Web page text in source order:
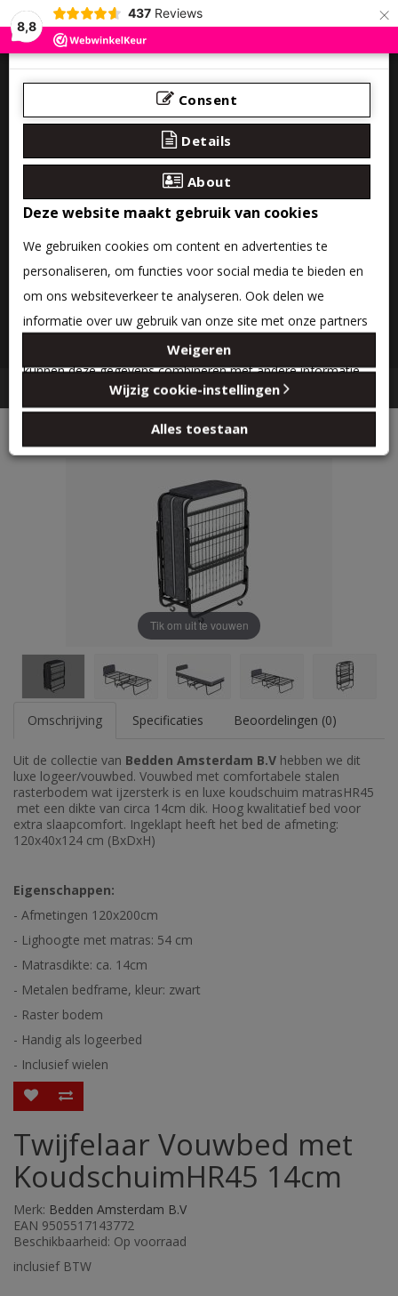
8,8
437 Reviews ×
0 product(en) - €0,00
Twijfelaar Vouwbed met KoudschuimHR45 14cm
Tik om uit te vouwen
Omschrijving Specificaties Beoordelingen (0)
Uit de collectie van Bedden Amsterdam B.V hebben we dit
luxe logeer/vouwbed. Vouwbed met comfortabele stalen
rasterbodem wat ijzersterk is en luxe koudschuim matrasHR45
met een dikte van circa 14cm dik. Hoog kwalitatief bed voor
extra slaapcomfort. Ingeklapt heeft het bed de afmeting:
120x40x124 cm (BxDxH)
Eigenschappen:
- Afmetingen 120x200cm
- Lighoogte met matras: 54 cm
- Matrasdikte: ca. 14cm
- Metalen bedframe, kleur: zwart
- Raster bodem
- Handig als logeerbed
- Inclusief wielen
Twijfelaar Vouwbed met
KoudschuimHR45 14cm
Merk: Bedden Amsterdam B.V
EAN 9505517143772
Beschikbaarheid: Op voorraad
inclusief BTW
Consent
Details
About
Deze website maakt gebruik van cookies
We gebruiken cookies om content en advertenties te
personaliseren, om functies voor social media te bieden en
om ons websiteverkeer te analyseren. Ook delen we
informatie over uw gebruik van onze site met onze partners
voor social media, adverteren en analyse. Deze partners
kunnen deze gegevens combineren met andere informatie
die u aan ze heeft verstrekt of die ze hebben verzameld op
basis van uw gebruik van hun services.
Weigeren
Wijzig cookie-instellingen
Alles toestaan